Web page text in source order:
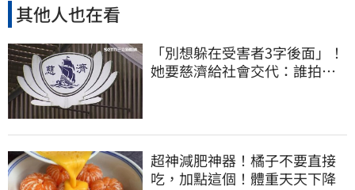
其他人也在看
「別想躲在受害者3字後面」！
她要慈濟給社會交代：誰拍板
超神減肥神器！橘子不要直接
吃，加點這個！體重天天下降